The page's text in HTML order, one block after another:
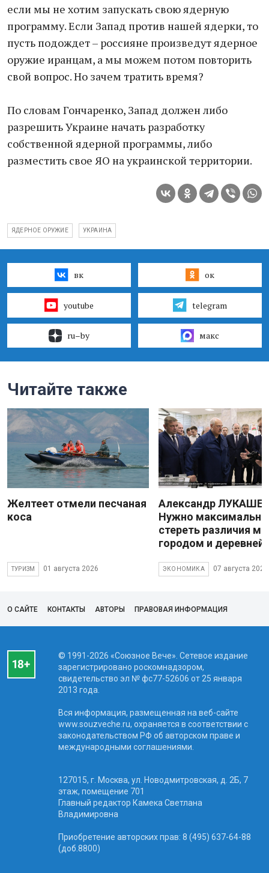
если мы не хотим запускать свою ядерную
программу. Если Запад против нашей ядерки, то
пусть подождет – россияне произведут ядерное
оружие иранцам, а мы можем потом повторить
свой вопрос. Но зачем тратить время?
По словам Гончаренко, Запад должен либо
разрешить Украине начать разработку
собственной ядерной программы, либо
разместить свое ЯО на украинской территории.
ЯДЕРНОЕ ОРУЖИЕ УКРАИНА
вк ок
youtube telegram
ru–by макс
Читайте также
Желтеет отмели песчаная
коса
ТУРИЗМ 01 августа 2026
Александр
Нужно максимально
стереть различия
городом и деревней
ЭКОНОМИКА 07 августа 2026
О САЙТЕ КОНТАКТЫ АВТОРЫ ПРАВОВАЯ ИНФОРМАЦИЯ
© 1991-2026 «Союзное Вече». Сетевое издание
зарегистрировано роскомнадзором,
свидетельство эл № фc77-52606 от 25 января
2013 года.
Вся информация, размещенная на веб-сайте
www.souzveche.ru, охраняется в соответствии с
законодательством РФ об авторском праве и
международными соглашениями.
127015, г. Москва, ул. Новодмитровская, д. 2Б, 7
этаж, помещение 701
Главный редактор Камека Светлана
Владимировна
Приобретение авторских прав: 8 (495) 637-64-88
(доб.8800)